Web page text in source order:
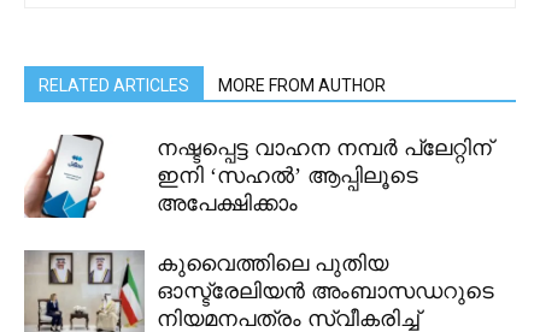
RELATED ARTICLES MORE FROM AUTHOR
നഷ്ടപ്പെട്ട വാഹന നമ്പർ പ്ലേറ്റിന്
ഇനി ‘സഹൽ’ ആപ്പിലൂടെ
അപേക്ഷിക്കാം
കുവൈത്തിലെ പുതിയ
ഓസ്ട്രേലിയൻ അംബാസഡറുടെ
നിയമനപത്രം സ്വീകരിച്ച്